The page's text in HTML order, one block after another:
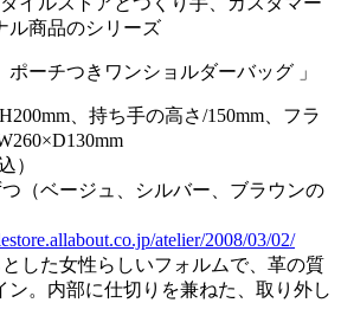
ル商品のシリーズ
チつきワンショルダーバッグ 」
、持ち手の高さ/150mm、フラ
）
（ベージュ、シルバー、ブラウンの
atelier/2008/03/02/
した女性らしいフォルムで、革の質
ン。内部に仕切りを兼ねた、取り外し